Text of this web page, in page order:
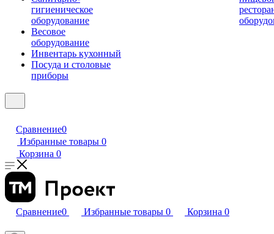
гигиеническое
оборудование
Весовое
оборудование
Инвентарь кухонный
Посуда и столовые
приборы
Сравнение0
Избранные товары 0
Корзина 0
Сравнение0 Избранные товары 0 Корзина 0